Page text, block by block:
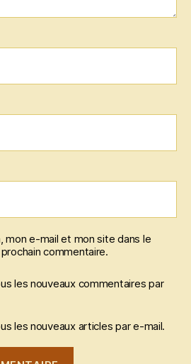
mon e-mail et mon site dans le
commentaire.
les nouveaux commentaires par
les nouveaux articles par e-mail.